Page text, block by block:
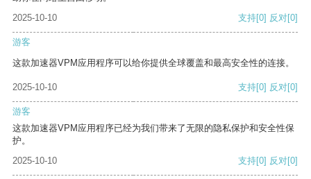
2025-10-10
支持[0] 反对[0]
游客
这款加速器VPM应用程序可以给你提供全球覆盖和最高安全性的连接。
2025-10-10 支持[0] 反对[0]
游客
这款加速器VPM应用程序已经为我们带来了无限的隐私保护和安全性保
护。
2025-10-10
支持[0] 反对[0]